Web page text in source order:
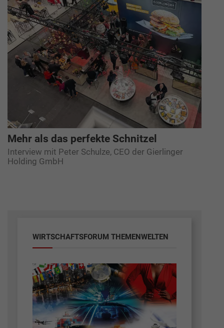
Mehr als das perfekte Schnitzel
Interview mit Peter Schulze, CEO der Gierlinger
Holding GmbH
WIRTSCHAFTSFORUM THEMENWELTEN